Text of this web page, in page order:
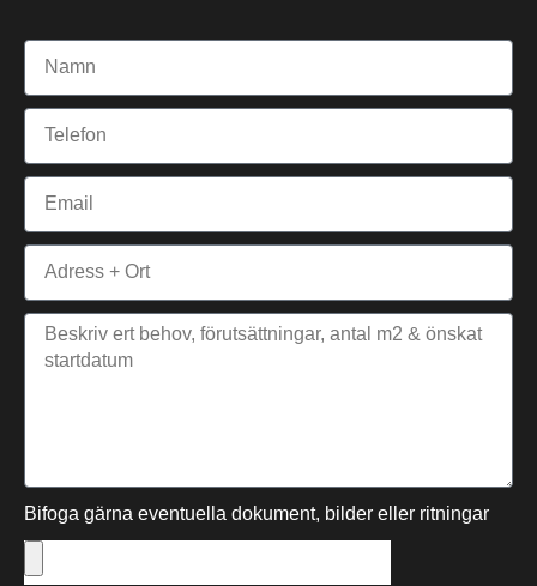
Bifoga gärna eventuella dokument, bilder eller ritningar